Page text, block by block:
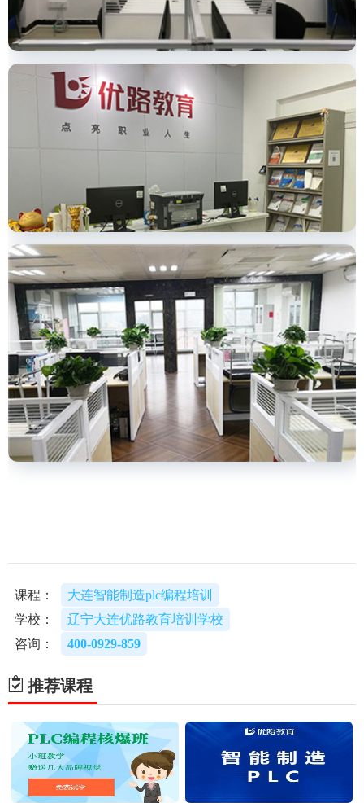
课程：
大连智能制造plc编程培训
学校：
辽宁大连优路教育培训学校
咨询：
400-0929-859
推荐课程